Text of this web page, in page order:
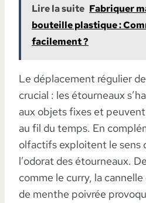
Lire la suite Fabriquer
bouteille plastique :
facilement ?
Le déplacement régulier
crucial : les étourneaux
aux objets fixes et
au fil du temps. En
olfactifs exploitent le sens
l’odorat des étourneaux.
comme le curry, la
de menthe poivrée